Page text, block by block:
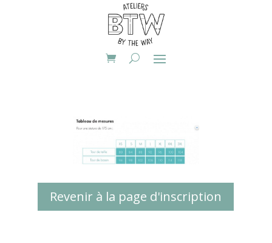
Revenir à la page d'inscription